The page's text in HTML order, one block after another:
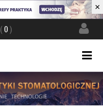
×
(0)